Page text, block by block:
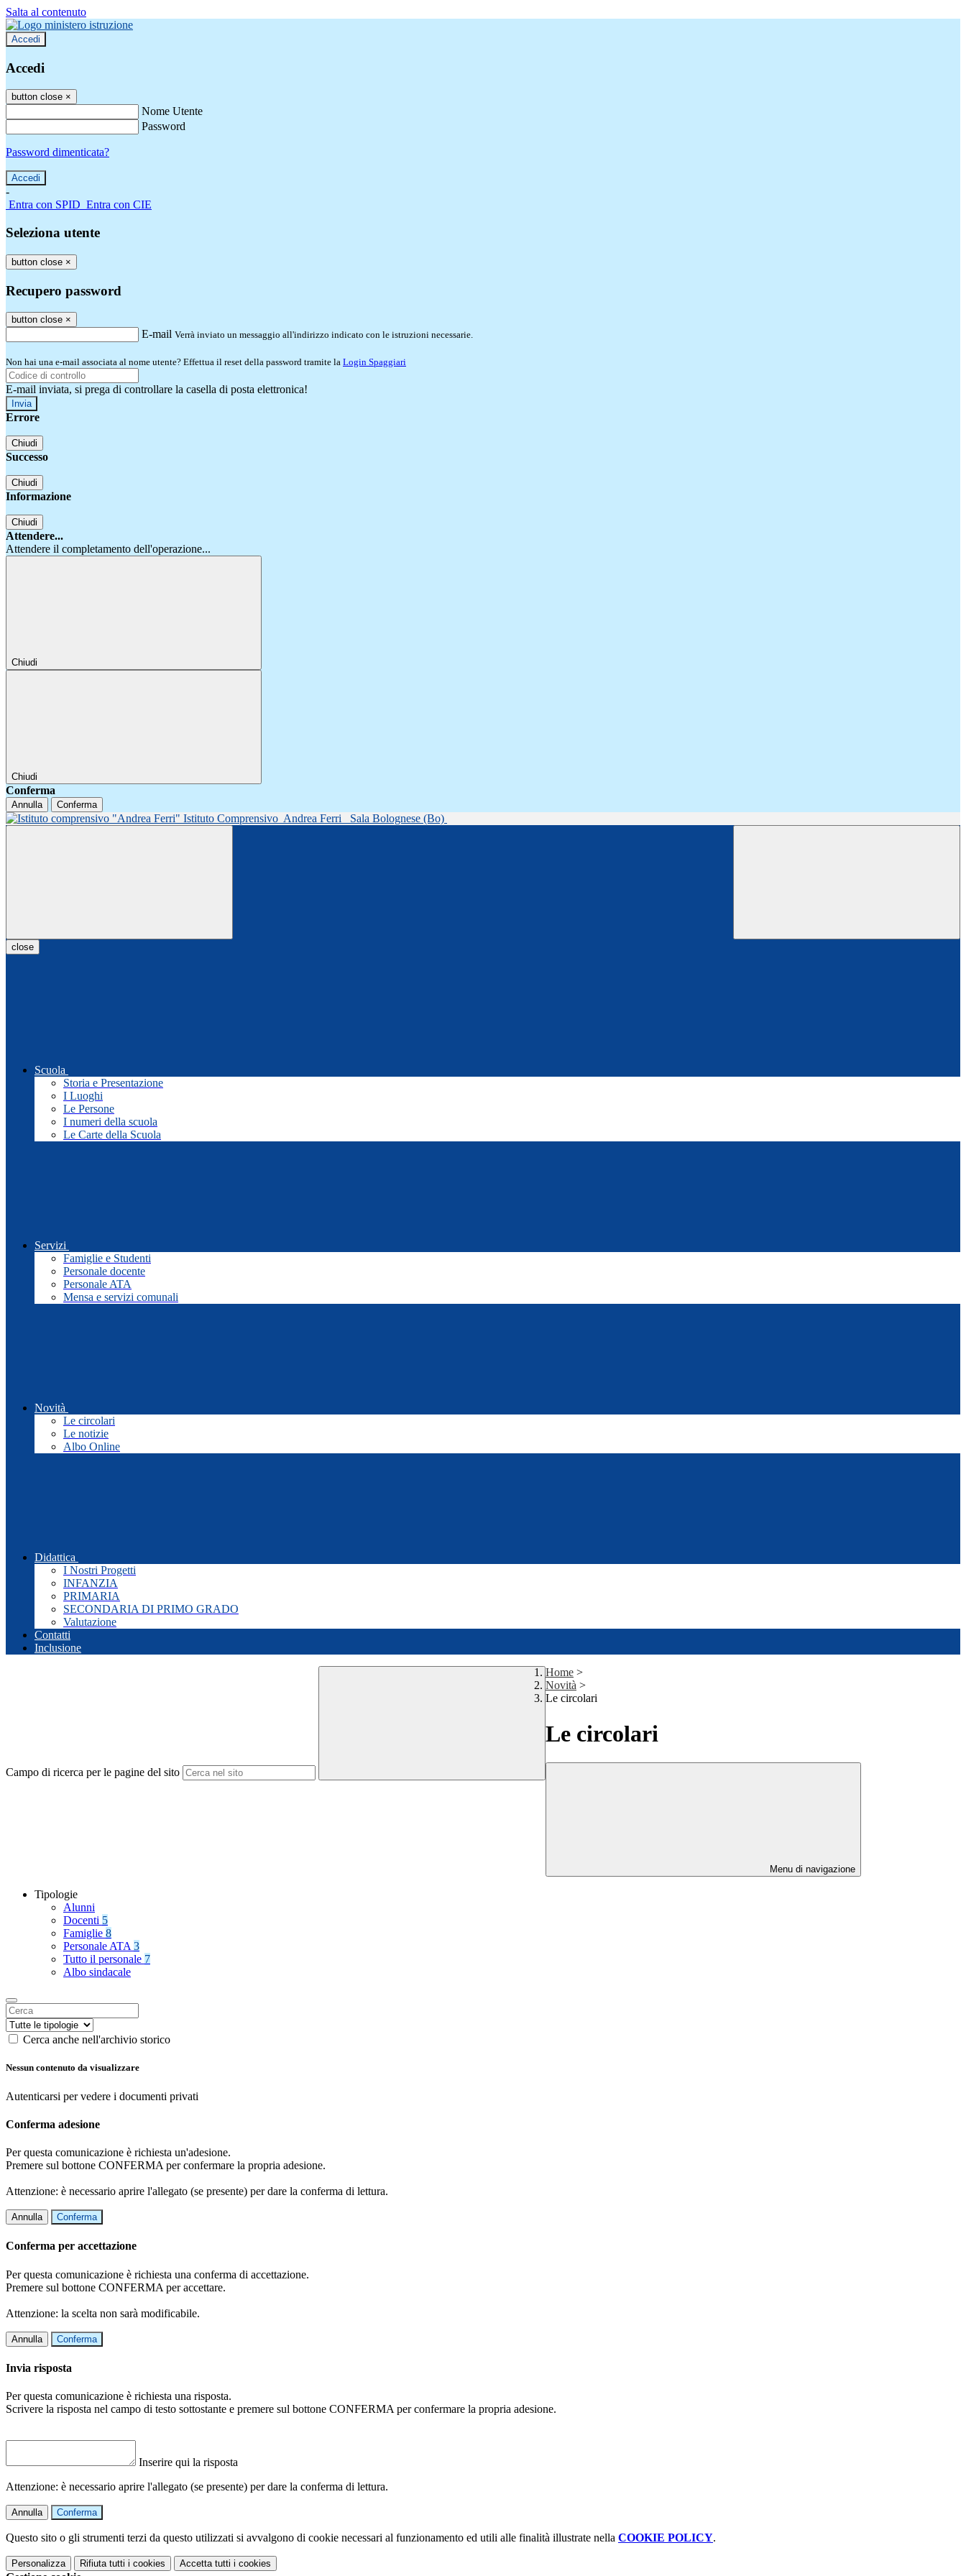
Salta al contenuto
Accedi
Accedi
button close ×
Nome Utente
Password
Password dimenticata?
-
Entra con SPID Entra con CIE
Seleziona utente
button close ×
Recupero password
button close ×
E-mail Verrà inviato un messaggio all'indirizzo indicato con le istruzioni necessarie.
Non hai una e-mail associata al nome utente? Effettua il reset della password tramite la Login Spaggiari
E-mail inviata, si prega di controllare la casella di posta elettronica!
Errore
Chiudi
Successo
Chiudi
Informazione
Chiudi
Attendere...
Attendere il completamento dell'operazione...
Chiudi
Chiudi
Conferma
Annulla Conferma
Istituto Comprensivo Andrea Ferri Sala Bolognese (Bo)
close
Scuola
Storia e Presentazione
I Luoghi
Le Persone
I numeri della scuola
Le Carte della Scuola
Servizi
Famiglie e Studenti
Personale docente
Personale ATA
Mensa e servizi comunali
Novità
Le circolari
Le notizie
Albo Online
Didattica
I Nostri Progetti
INFANZIA
PRIMARIA
SECONDARIA DI PRIMO GRADO
Valutazione
Contatti
Inclusione
Campo di ricerca per le pagine del sito
Home >
Novità >
Le circolari
Le circolari
Menu di navigazione
Tipologie
Alunni
Docenti 5
Famiglie 8
Personale ATA 3
Tutto il personale 7
Albo sindacale
Cerca anche nell'archivio storico
Nessun contenuto da visualizzare
Autenticarsi per vedere i documenti privati
Conferma adesione
Per questa comunicazione è richiesta un'adesione.
Premere sul bottone CONFERMA per confermare la propria adesione.
Attenzione: è necessario aprire l'allegato (se presente) per dare la conferma di lettura.
Annulla Conferma
Conferma per accettazione
Per questa comunicazione è richiesta una conferma di accettazione.
Premere sul bottone CONFERMA per accettare.
Attenzione: la scelta non sarà modificabile.
Annulla Conferma
Invia risposta
Per questa comunicazione è richiesta una risposta.
Scrivere la risposta nel campo di testo sottostante e premere sul bottone CONFERMA per confermare la propria adesione.
Inserire qui la risposta
Attenzione: è necessario aprire l'allegato (se presente) per dare la conferma di lettura.
Annulla Conferma
Questo sito o gli strumenti terzi da questo utilizzati si avvalgono di cookie necessari al funzionamento ed utili alle finalità illustrate nella COOKIE POLICY.
Personalizza Rifiuta tutti i cookies Accetta tutti i cookies